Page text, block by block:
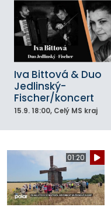
Iva Bittová & Duo
Jedlinský-
Fischer/koncert
15.9. 18:00, Celý MS kraj
01:20